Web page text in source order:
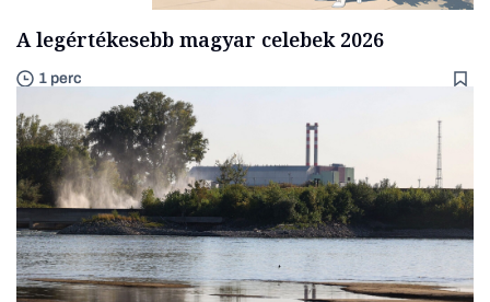
A legértékesebb magyar celebek 2026
1 perc